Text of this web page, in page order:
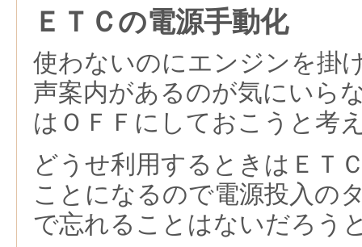
ＥＴＣの電源手動化
使わないのにエンジンを掛
声案内があるのが気にいら
はＯＦＦにしておこうと考
どうせ利用するときはＥＴ
ことになるので電源投入の
で忘れることはないだろう